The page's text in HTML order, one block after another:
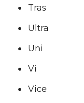
Tras
Ultra
Uni
Vi
Vice